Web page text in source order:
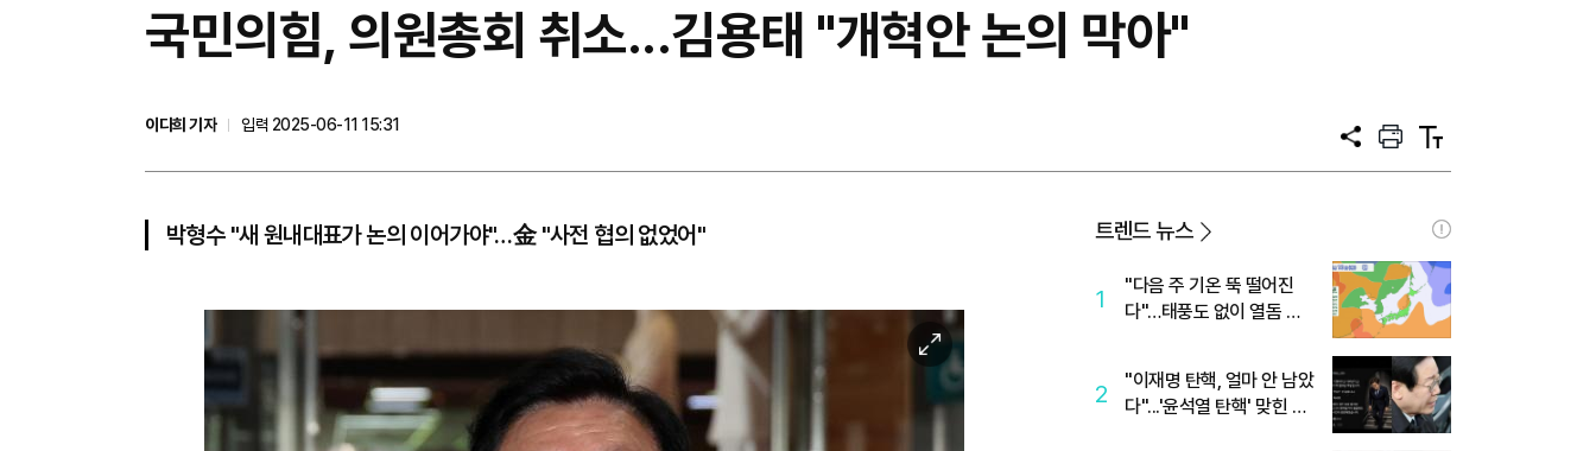
국민의힘, 의원총회 취소...김용태 "개혁안 논의 막아"
이다희 기자
입력 2025-06-11 15:31
공
프
트
텍
트
박형수 "새 원내대표가 논의 이어가야"…金 "사전 협의 없었어"
이
트렌드 뉴스
1
"다음 주 기온 뚝 떨어진
다"…태풍도 없이 열돔 박
2
"이재명 탄핵, 얼마 안 남았
다"...'윤석열 탄핵' 맞힌 무